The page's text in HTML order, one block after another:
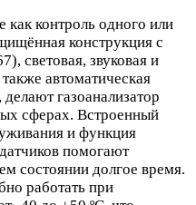
как контроль одного или
конструкция с
световая, звуковая и
автоматическая
газоанализатор
сферах. Встроенный
и функция
помогают
состоянии долгое время.
работать при